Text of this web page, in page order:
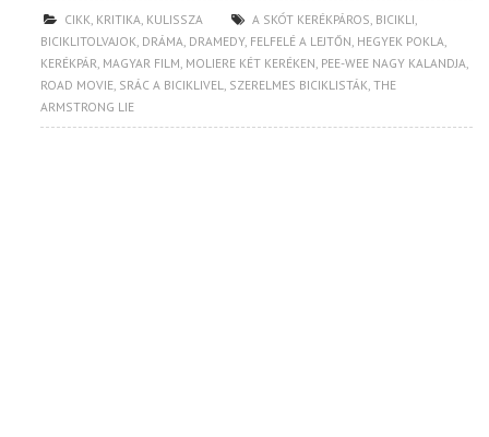
CIKK, KRITIKA, KULISSZA A SKÓT KERÉKPÁROS, BICIKLI,
BICIKLITOLVAJOK, DRÁMA, DRAMEDY, FELFELÉ A LEJTŐN, HEGYEK POKLA,
KERÉKPÁR, MAGYAR FILM, MOLIERE KÉT KERÉKEN, PEE-WEE NAGY KALANDJA,
ROAD MOVIE, SRÁC A BICIKLIVEL, SZERELMES BICIKLISTÁK,THE
ARMSTRONG LIE